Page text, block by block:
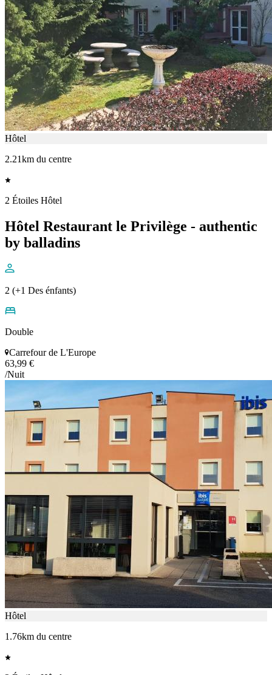
Hôtel
2.21km du centre
2 Étoiles Hôtel
Hôtel Restaurant le Privilège - authentic
by balladins
2 (+1 Des énfants)
Double
Carrefour de L'Europe
63,99 €
/Nuit
Hôtel
1.76km du centre